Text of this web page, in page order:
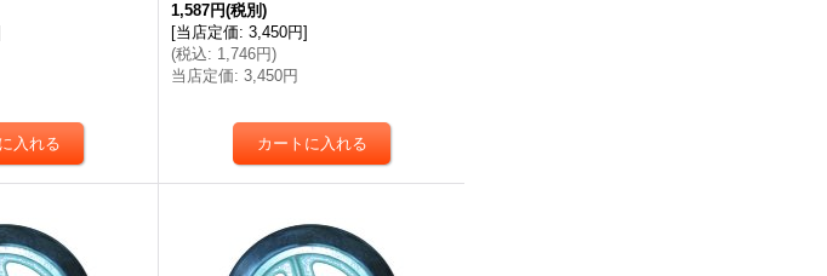
1,587円(税別)
[当店定価: 3,450円]
(税込: 1,746円)
当店定価: 3,450円